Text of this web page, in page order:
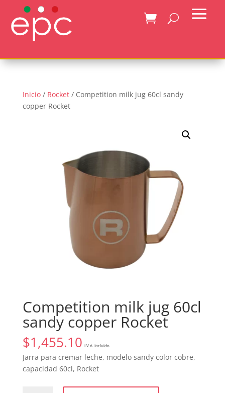
Inicio/ Rocket/ Competition milk jug 60cl sandy
copper Rocket
Competition milk jug 60cl
sandy copper Rocket
$1,455.10 I.V.A. Incluido
Jarra para cremar leche, modelo sandy color cobre,
capacidad 60cl, Rocket